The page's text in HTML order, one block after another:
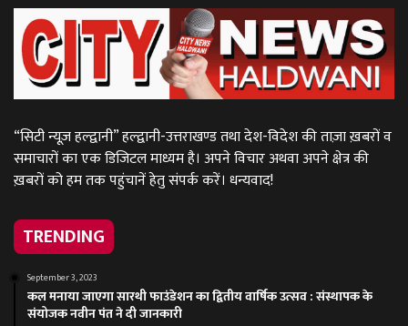
“सिटी न्यूज़ हल्द्वानी” हल्द्वानी-उत्तराखण्ड तथा देश-विदेश की ताज़ा ख़बरों व
समाचारों का एक डिजिटल माध्यम है। अपने विचार अथवा अपने क्षेत्र की
ख़बरों को हम तक पहुंचानें हेतु संपर्क करें। धन्यवाद!
TRENDING
September 3, 2023
कल मनाया जाएगा सारथी फाउंडेशन का द्वितीय वार्षिक उत्सव : संस्थापक के
संयोजक नवीन पंत ने दी जानकारी